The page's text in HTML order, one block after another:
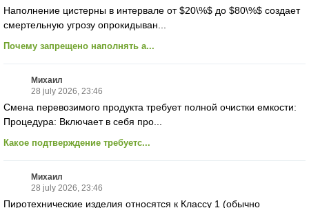
Наполнение цистерны в интервале от $20\%$ до $80\%$ создает
смертельную угрозу опрокидыван...
Почему запрещено наполнять а...
Михаил
28 july 2026, 23:46
Смена перевозимого продукта требует полной очистки емкости:
Процедура: Включает в себя про...
Какое подтверждение требуетс...
Михаил
28 july 2026, 23:46
Пиротехнические изделия относятся к Классу 1 (обычно